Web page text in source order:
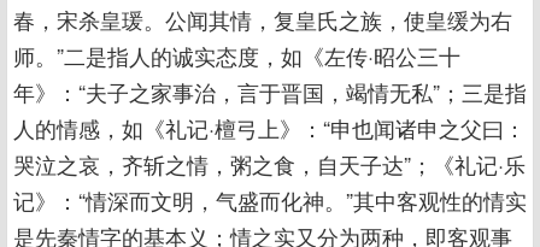
春，宋杀皇瑗。公闻其情，复皇氏之族，使皇缓为右
师。”二是指人的诚实态度，如《左传·昭公三十
年》：“夫子之家事治，言于晋国，竭情无私”；三是指
人的情感，如《礼记·檀弓上》：“申也闻诸申之父曰：
哭泣之哀，齐斩之情，粥之食，自天子达”；《礼记·乐
记》：“情深而文明，气盛而化神。”其中客观性的情实
是先秦情字的基本义；情之实又分为两种，即客观事